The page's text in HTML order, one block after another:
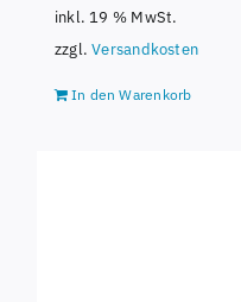
inkl. 19 % MwSt.
zzgl.Versandkosten
In den Warenkorb